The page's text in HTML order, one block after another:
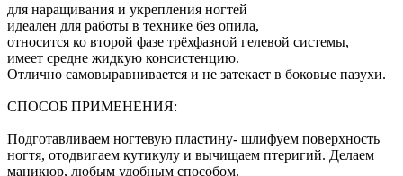
для наращивания и укрепления ногтей
идеален для работы в технике без опила,
относится ко второй фазе трёхфазной гелевой системы,
имеет средне жидкую консистенцию.
Отлично самовыравнивается и не затекает в боковые пазухи.
СПОСОБ ПРИМЕНЕНИЯ:
Подготавливаем ногтевую пластину- шлифуем поверхность
ногтя, отодвигаем кутикулу и вычищаем птеригий. Делаем
маникюр, любым удобным способом.